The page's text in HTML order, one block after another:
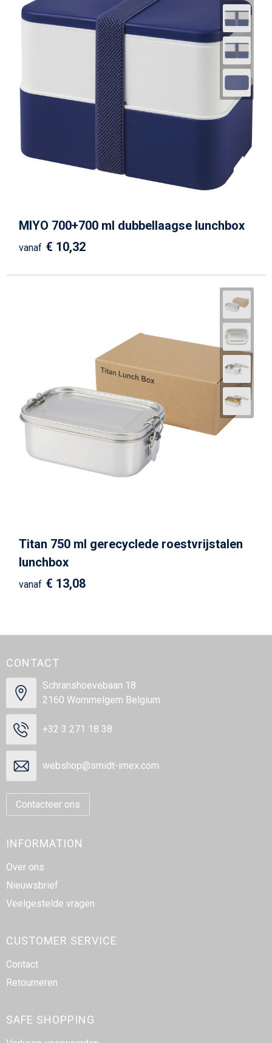
MIYO 700+700 ml dubbellaagse lunchbox
vanaf € 10,32
Titan 750 ml gerecyclede roestvrijstalen
lunchbox
vanaf € 13,08
CONTACT
Schranshoevebaan 18
2160 Wommelgem Belgium
+32 3 271 18 38
webshop@smidt-imex.com
Contacteer ons
INFORMATION
Over ons
Nieuwsbrief
Veelgestelde vragen
CUSTOMER SERVICE
Contact
Retourneren
SAFE SHOPPING